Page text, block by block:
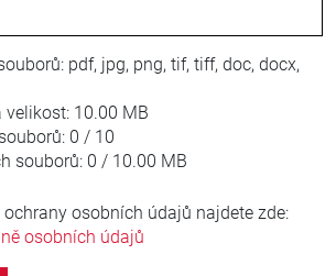
pdf, jpg, png, tif, tiff, doc, docx,
velikost: 10.00 MB
0 / 10
souborů: 0 / 10.00 MB
osobních údajů najdete zde:
osobních údajů